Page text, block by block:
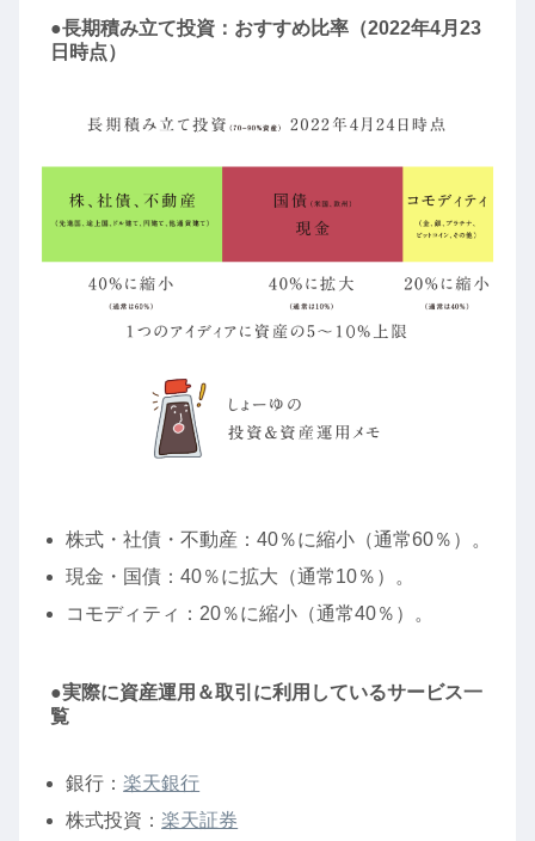
●長期積み立て投資：おすすめ比率（2022年4月23
日時点）
株式・社債・不動産：40％に縮小（通常60％）。
現金・国債：40％に拡大（通常10％）。
コモディティ：20％に縮小（通常40％）。
●実際に資産運用＆取引に利用しているサービス一
覧
銀行：楽天銀行
株式投資：楽天証券